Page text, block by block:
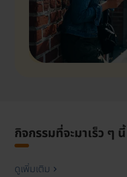
กิจกรรมที่จะมาเร็ว ๆ นี้
ดูเพิ่มเติม